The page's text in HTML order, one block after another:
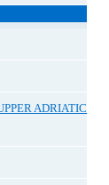
ADRIATIC